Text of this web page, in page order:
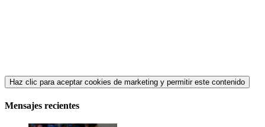
Haz clic para aceptar cookies de marketing y permitir este contenido
Mensajes recientes